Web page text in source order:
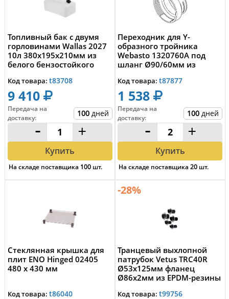
Топливный бак с двумя
горловинами Wallas 2027
10л 380х195х210мм из
белого бензостойкого
Код товара: t83708
9 410
Передача на
доставку: 100 дней
- +
Купить
На складе поставщика 100 шт.
Переходник для Y-
образного тройника
Webasto 1320760A под
шланг Ø90/60мм из
Код товара: t87877
1 538
Передача на
доставку: 100 дней
- +
Купить
На складе поставщика20 шт.
Стеклянная крышка для
плит ENO Hinged 02405
480 x 430 мм
Код товара: t86040
-28%
Транцевый выхлопной
патрубок Vetus TRC40R
Ø53x125мм фланец
Ø86x2мм из EPDM-резины
Код товара: t99756